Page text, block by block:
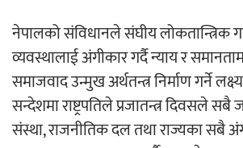
नेपालको संविधानले संघीय लोकतान्त्रिक
व्यवस्थालाई अंगीकार गर्दै न्याय र
समाजवाद उन्मुख अर्थतन्त्र निर्माण गर्ने
सन्देशमा राष्ट्रपतिले प्रजातन्त्र दिवसले
संस्था, राजनीतिक दल तथा राज्यका सबै